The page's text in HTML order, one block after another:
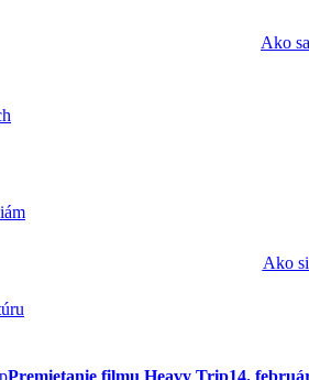
Ako
Ako
Premietanie filmu Heavy Trip14.